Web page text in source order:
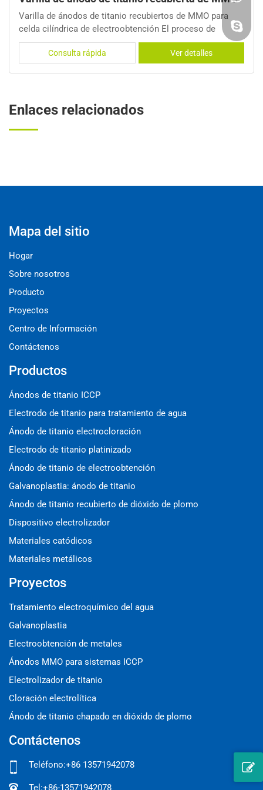
ánodos de titanio recubiertos de MMO para
de electroobtención El proceso de
se ve afectado significativamente por el
electrodo. Los ánodos dimensionalmente
rápida
Enlaces relacionados
Mapa del sitio
Hogar
Sobre nosotros
Producto
Proyectos
Centro de Información
Contáctenos
Productos
Ánodos de titanio ICCP
Electrodo de titanio para tratamiento de agua
Ánodo de titanio electrocloración
Electrodo de titanio platinizado
Ánodo de titanio de electroobtención
Galvanoplastia: ánodo de titanio
Ánodo de titanio recubierto de dióxido de plomo
Dispositivo electrolizador
Materiales catódicos
Materiales metálicos
Proyectos
Tratamiento electroquímico del agua
Galvanoplastia
Electroobtención de metales
Ánodos MMO para sistemas ICCP
Electrolizador de titanio
Cloración electrolítica
Ánodo de titanio chapado en dióxido de plomo
Contáctenos
Teléfono:+86 13571942078
Tel:+86-13571942078